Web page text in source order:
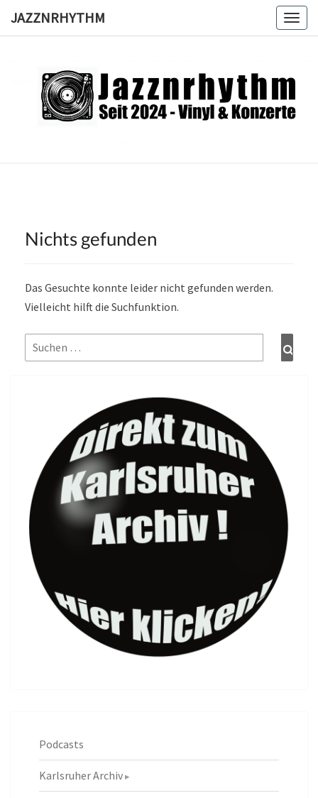
JAZZNRHYTHM
Seit
2024 –
Nichts
Nichts gefunden
Das Gesuchte konnte leider nicht gefunden werden.
Vielleicht hilft die Suchfunktion.
Suchen
nach:
Podcasts
Karlsruher Archiv